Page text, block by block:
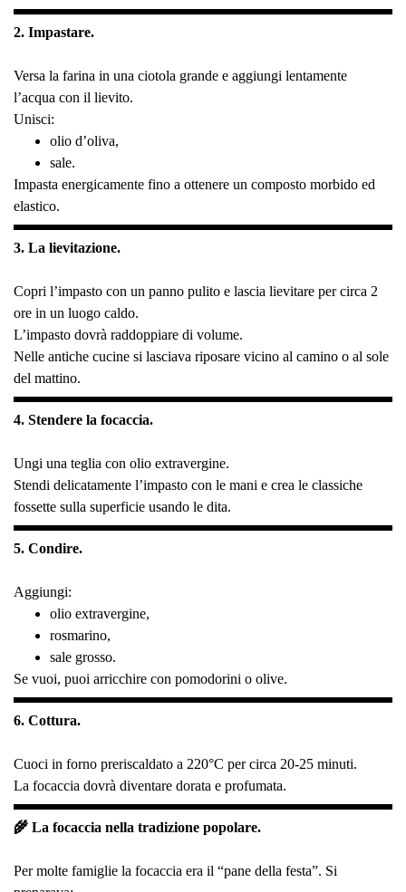
2. Impastare.
Versa la farina in una ciotola grande e aggiungi lentamente
l’acqua con il lievito.
Unisci:
olio d’oliva,
sale.
Impasta energicamente fino a ottenere un composto morbido ed
elastico.
3. La lievitazione.
Copri l’impasto con un panno pulito e lascia lievitare per circa 2
ore in un luogo caldo.
L’impasto dovrà raddoppiare di volume.
Nelle antiche cucine si lasciava riposare vicino al camino o al sole
del mattino.
4. Stendere la focaccia.
Ungi una teglia con olio extravergine.
Stendi delicatamente l’impasto con le mani e crea le classiche
fossette sulla superficie usando le dita.
5. Condire.
Aggiungi:
olio extravergine,
rosmarino,
sale grosso.
Se vuoi, puoi arricchire con pomodorini o olive.
6. Cottura.
Cuoci in forno preriscaldato a 220°C per circa 20-25 minuti.
La focaccia dovrà diventare dorata e profumata.
🌾 La focaccia nella tradizione popolare.
Per molte famiglie la focaccia era il “pane della festa”. Si